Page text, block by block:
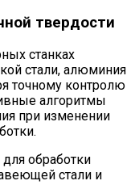
твердости
станках
стали, алюминия
точному контролю
алгоритмы
при изменении
обработки
стали и